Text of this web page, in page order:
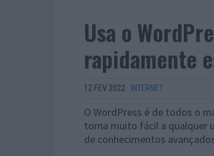
Usa o
rapidamente
12 FEV 2022 · INTERNET
O WordPress é de todos o
torna muito fácil a qualquer
de conhecimentos